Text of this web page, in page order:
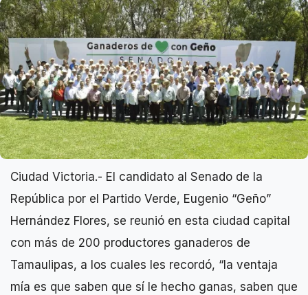
Ciudad Victoria.- El candidato al Senado de la
República por el Partido Verde, Eugenio “Geño”
Hernández Flores, se reunió en esta ciudad capital
con más de 200 productores ganaderos de
Tamaulipas, a los cuales les recordó, “la ventaja
mía es que saben que sí le hecho ganas, saben que